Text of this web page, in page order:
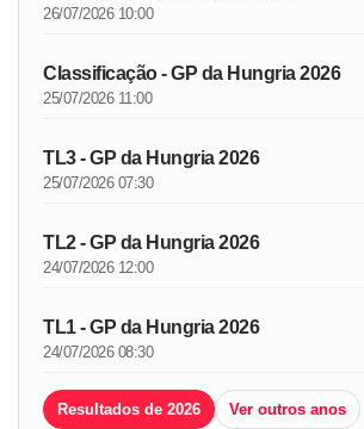
26/07/2026 10:00
Classificação - GP da Hungria 2026
25/07/2026 11:00
TL3 - GP da Hungria 2026
25/07/2026 07:30
TL2 - GP da Hungria 2026
24/07/2026 12:00
TL1 - GP da Hungria 2026
24/07/2026 08:30
Resultados de 2026 Ver outros anos